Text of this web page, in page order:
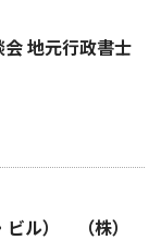
地元行政書士
ビル） （株）